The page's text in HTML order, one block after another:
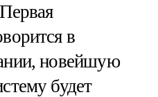
в
новейшую
будет